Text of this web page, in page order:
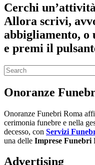
Cerchi
Allora scrivi,
abbigliamento, o
e premi il
Onoranze
Onoranze Funebri Roma
cerimonia funebre e nella
decesso, con Servizi
una delle Imprese Funebri
Advertising